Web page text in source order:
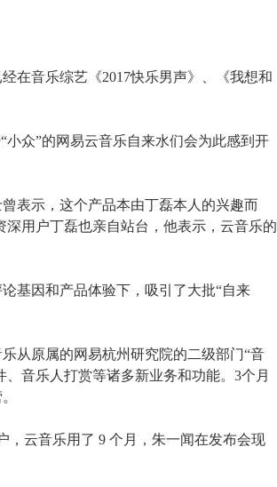
在音乐综艺《2017快乐男声》、《我想和
众”的网易云音乐自来水们会为此感到开
表示，这个产品本由丁磊本人的兴趣而
用户丁磊也亲自站台，他表示，云音乐的
基因和产品体验下，吸引了大批“自来
从原属的网易杭州研究院的二级部门“音
音乐人打赏等诸多新业务和功能。3个月
，云音乐用了 9 个月，朱一闻在发布会现